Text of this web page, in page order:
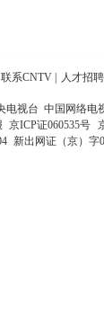
联系CNTV 人才招聘
电视台 中国网络电
京ICP证060535号
新出网证（京）